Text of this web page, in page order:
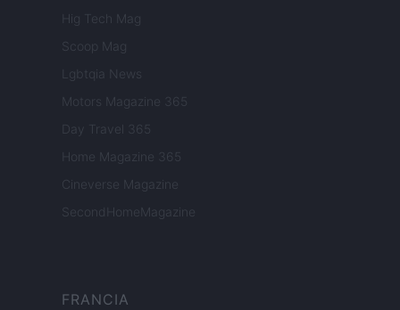
Hig Tech Mag
Scoop Mag
Lgbtqia News
Motors Magazine 365
Day Travel 365
Home Magazine 365
Cineverse Magazine
SecondHomeMagazine
FRANCIA